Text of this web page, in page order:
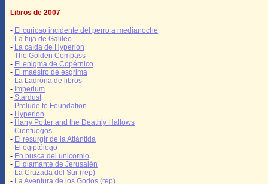
Libros de 2007
- El curioso incidente del perro a medianoche
- La hija de Galileo
- La caída de Hyperion
- The Golden Compass
- El enigma de Copérnico
- El maestro de esgrima
- La Ladrona de libros
- Imperium
- Stardust
- Prelude to Foundation
- Hyperion
- Harry Potter and the Deathly Hallows
- Cienfuegos
- El resurgir de la Atlántida
- El egiptólogo
- En busca del unicornio
- El diamante de Jerusalén
- La Cruzada del Sur (rep)
- La Aventura de los Godos (rep)